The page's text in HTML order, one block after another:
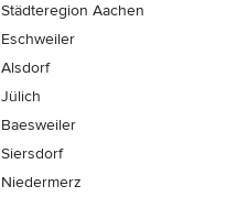
Städteregion Aachen
Eschweiler
Alsdorf
Jülich
Baesweiler
Siersdorf
Niedermerz